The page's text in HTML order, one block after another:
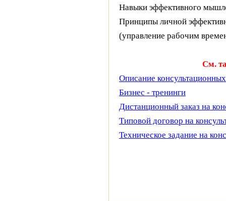
Навыки эффективного
Принципы личной
(управление рабочим
См.
Описание
Бизнес - тренинги
Дистанционный заказ на
Типовой договор на
Техническое задание на